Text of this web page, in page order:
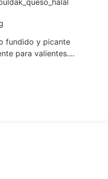
fundido y picante
para valientes....